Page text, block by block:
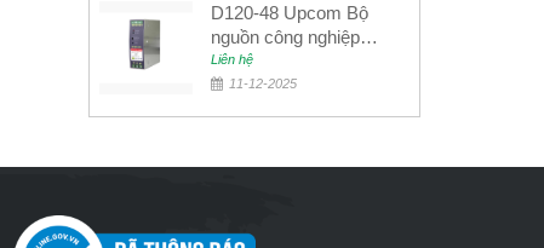
D120-48 Upcom Bộ
nguồn công nghiệp
đầu ra đơn 120W
48VDC
Liên hệ
11-12-2025